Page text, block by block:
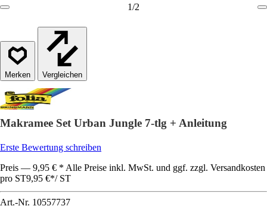
1/2
Vergleichen
Makramee Set Urban Jungle 7-tlg + Anleitung
Erste Bewertung schreiben
Preis — 9,95 € * Alle Preise inkl. MwSt. und ggf. zzgl. Versandkosten
pro ST9,95 €*/ ST
Art.-Nr. 10557737